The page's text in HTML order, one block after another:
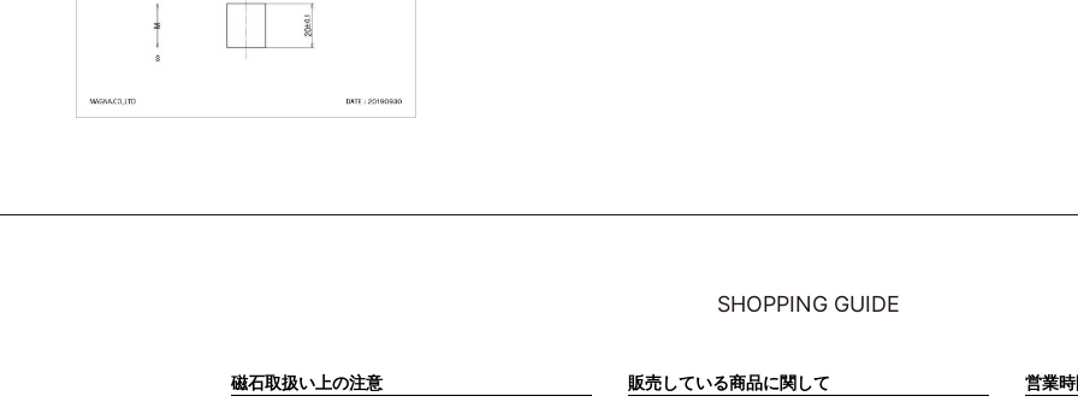
SHOPPING GUIDE
磁石取扱い上の注意 販売している商品に関して 営業